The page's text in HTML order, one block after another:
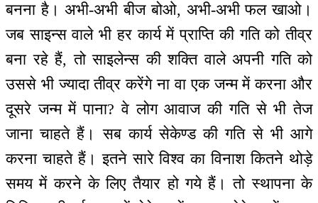
बनना है। अभी-अभी बीज बोओ, अभी-अभी फल खाओ।
जब साइन्स वाले भी हर कार्य में प्राप्ति की गति को तीव्र
बना रहे हैं, तो साइलेन्स की शक्ति वाले अपनी गति को
उससे भी ज्यादा तीव्र करेंगे ना वा एक जन्म में करना और
दूसरे जन्म में पाना? वे लोग आवाज की गति से भी तेज
जाना चाहते हैं। सब कार्य सेकेण्ड की गति से भी आगे
करना चाहते हैं। इतने सारे विश्व का विनाश कितने थोड़े
समय में करने के लिए तैयार हो गये हैं। तो स्थापना के